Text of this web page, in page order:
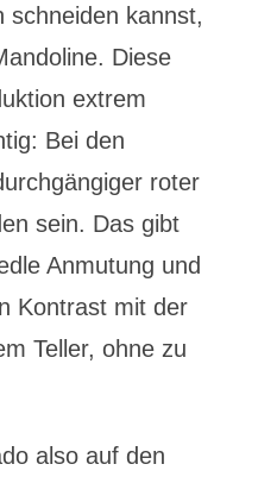
schneiden kannst,
Diese
extrem
Bei den
roter
sein. Das gibt
Anmutung und
Kontrast mit der
Teller, ohne zu
also auf den